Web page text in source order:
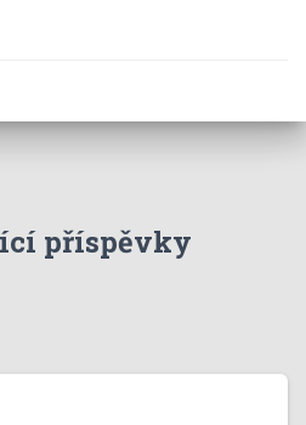
příspěvky